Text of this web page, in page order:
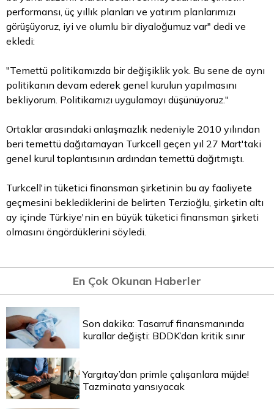
performansı, üç yıllık planları ve yatırım planlarımızı
görüşüyoruz, iyi ve olumlu bir diyaloğumuz var" dedi ve
ekledi:
"Temettü politikamızda bir değişiklik yok. Bu sene de aynı
politikanın devam ederek genel kurulun yapılmasını
bekliyorum. Politikamızı uygulamayı düşünüyoruz."
Ortaklar arasındaki anlaşmazlık nedeniyle 2010 yılından
beri temettü dağıtamayan Turkcell geçen yıl 27 Mart'taki
genel kurul toplantısının ardından temettü dağıtmıştı.
Turkcell'in tüketici finansman şirketinin bu ay faaliyete
geçmesini beklediklerini de belirten Terzioğlu, şirketin altı
ay içinde Türkiye'nin en büyük tüketici finansman şirketi
olmasını öngördüklerini söyledi.
En Çok Okunan Haberler
Son dakika: Tasarruf finansmanında
kurallar değişti: BDDK’dan kritik sınır
Yargıtay’dan primle çalışanlara müjde!
Tazminata yansıyacak